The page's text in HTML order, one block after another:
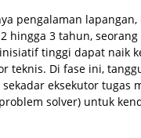
pengalaman lapangan,
hingga 3 tahun, seorang
tinggi dapat naik
teknis. Di fase ini,
eksekutor tugas
solver) untuk